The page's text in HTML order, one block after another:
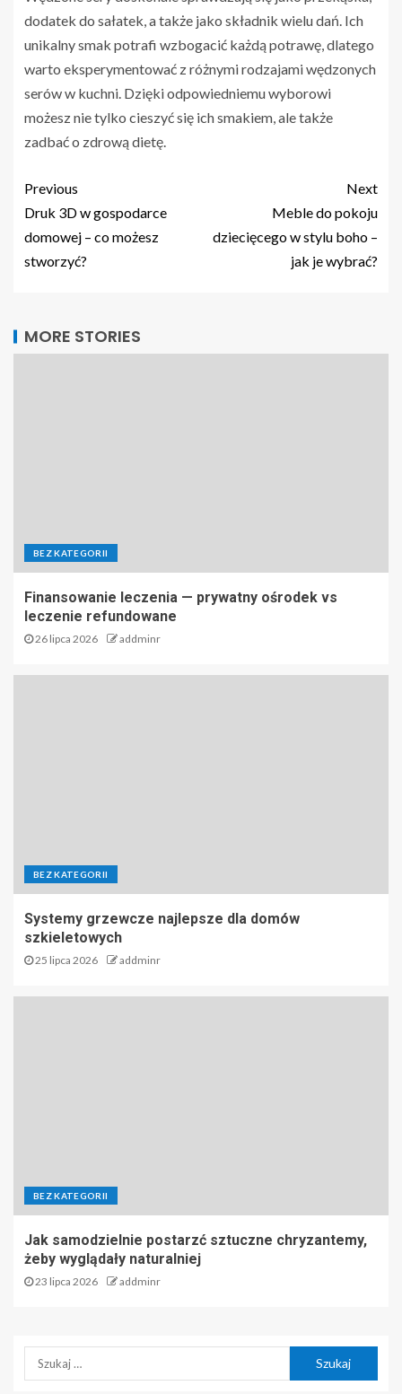
dodatek do sałatek, a także jako składnik wielu dań. Ich
unikalny smak potrafi wzbogacić każdą potrawę, dlatego
warto eksperymentować z różnymi rodzajami wędzonych
serów w kuchni. Dzięki odpowiedniemu wyborowi
możesz nie tylko cieszyć się ich smakiem, ale także
zadbać o zdrową dietę.
Previous
Druk 3D w gospodarce
domowej – co możesz
stworzyć?
Next
Meble do pokoju
dziecięcego w stylu boho –
jak je wybrać?
MORE STORIES
BEZ KATEGORII
Finansowanie leczenia — prywatny ośrodek vs
leczenie refundowane
26 lipca 2026 addminr
BEZ KATEGORII
Systemy grzewcze najlepsze dla domów
szkieletowych
25 lipca 2026 addminr
BEZ KATEGORII
Jak samodzielnie postarzć sztuczne chryzantemy,
żeby wyglądały naturalniej
23 lipca 2026 addminr